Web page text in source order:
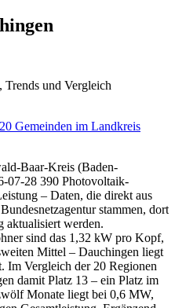
und Vergleich
Gemeinden im Landkreis
Baar-Kreis (Baden-
07-28 390 Photovoltaik-
– Daten, die direkt aus
stammen, dort
aktualisiert werden.
sind das 1,32 kW pro Kopf,
Mittel – Dauchingen liegt
Im Vergleich der 20 Regionen
damit Platz 13 – ein Platz im
Monate liegt bei 0,6 MW,